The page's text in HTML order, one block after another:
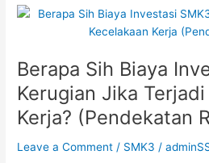
Berapa Sih Biaya
Kerugian Jika
Kerja? (Pendekatan
Leave a Comment / SMK3 /
Berapa
Investasi
SMK3
vs
Kerugian
Terjadi